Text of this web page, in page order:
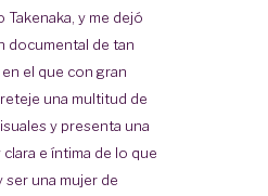
Takenaka, y me dejó
documental de tan
el que con gran
una multitud de
y presenta una
e íntima de lo que
ser una mujer de